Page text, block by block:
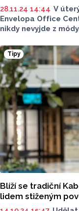
28.11.24 14:44 V
Envelopa Office
nikdy nevyjde z
ve výši 250 000 Kč
Tipy
Blíží se tradiční
lidem stiženým